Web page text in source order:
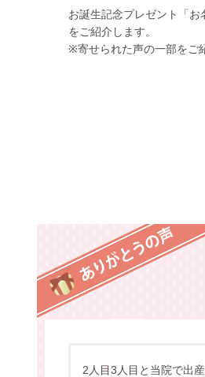
お誕生記念プレゼント「
をご紹介します。
※寄せられた声の一部をご
2人目3人目と当院で出